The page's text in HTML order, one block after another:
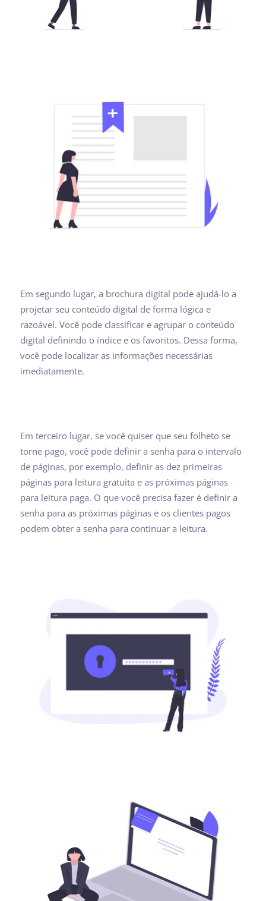
Em segundo lugar, a brochura digital pode ajudá-lo a
projetar seu conteúdo digital de forma lógica e
razoável. Você pode classificar e agrupar o conteúdo
digital definindo o índice e os favoritos. Dessa forma,
você pode localizar as informações necessárias
imediatamente.
Em terceiro lugar, se você quiser que seu folheto se
torne pago, você pode definir a senha para o intervalo
de páginas, por exemplo, definir as dez primeiras
páginas para leitura gratuita e as próximas páginas
para leitura paga. O que você precisa fazer é definir a
senha para as próximas páginas e os clientes pagos
podem obter a senha para continuar a leitura.